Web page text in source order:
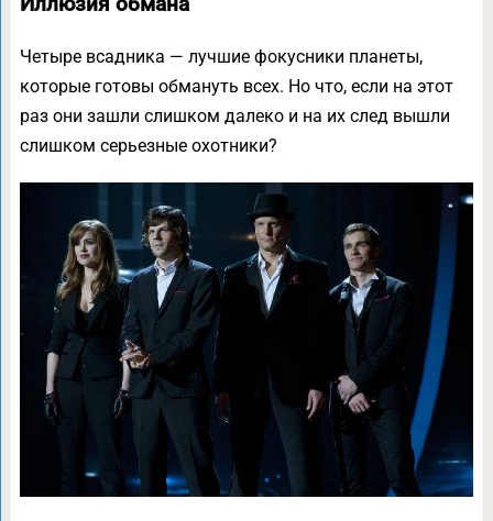
Четыре всадника — лучшие фокусники планеты,
которые готовы обмануть всех. Но что, если на этот
раз они зашли слишком далеко и на их след вышли
слишком серьезные охотники?